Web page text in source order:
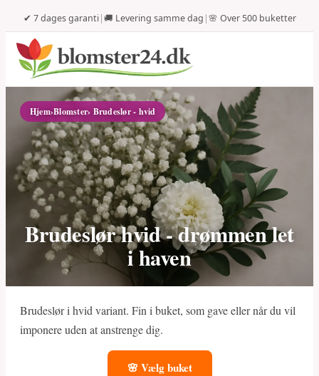
✔ 7 dages garanti|🚚 Levering samme dag |🌸 Over 500 buketter
Hjem›Blomster› Brudeslør - hvid
Brudeslør hvid - drømmen let
i haven
Brudeslør i hvid variant. Fin i buket, som gave eller når du vil
imponere uden at anstrenge dig.
🌸 Vælg buket